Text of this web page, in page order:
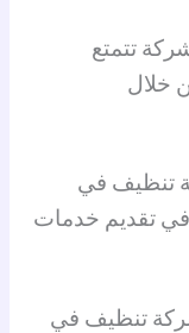
تتمتع
خلال
تنظيف في
في تقديم خدمات
تنظيف في